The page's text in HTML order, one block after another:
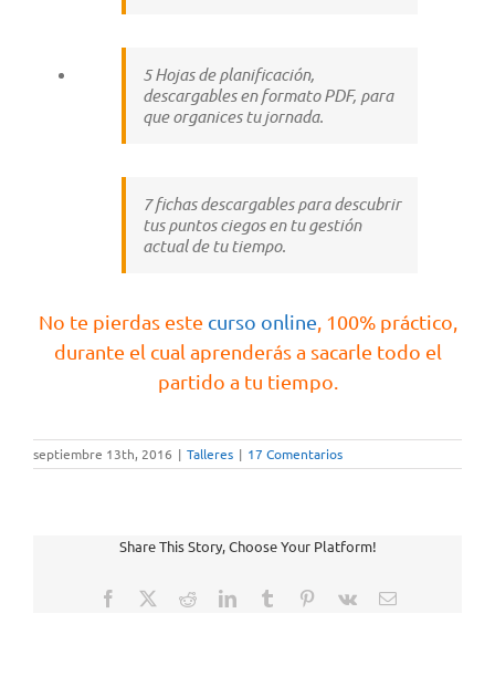
5 Hojas de planificación,
descargables en formato PDF, para
que organices tu jornada.
7 fichas descargables para descubrir
tus puntos ciegos en tu gestión
actual de tu tiempo.
No te pierdas este curso online, 100% práctico,
durante el cual aprenderás a sacarle todo el
partido a tu tiempo.
septiembre 13th, 2016 | Talleres | 17 Comentarios
Share This Story, Choose Your Platform!
Facebook RedditLinkedInTumblr Pinterest
Vk
Correo